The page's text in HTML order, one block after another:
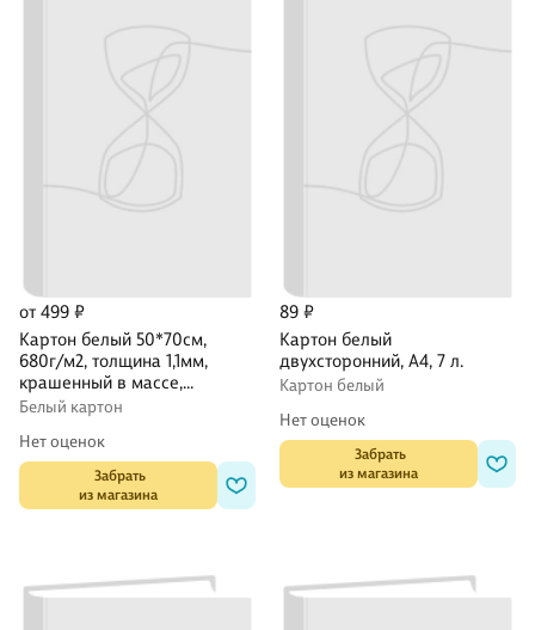
от 499 ₽
Картон белый 50*70см,
680г/м2, толщина 1,1мм,
крашенный в массе,
DECORITON
Белый картон
Нет оценок
Забрать
из магазина
89 ₽
Картон белый
двухсторонний, А4, 7 л.
Картон белый
Нет оценок
Забрать
из магазина